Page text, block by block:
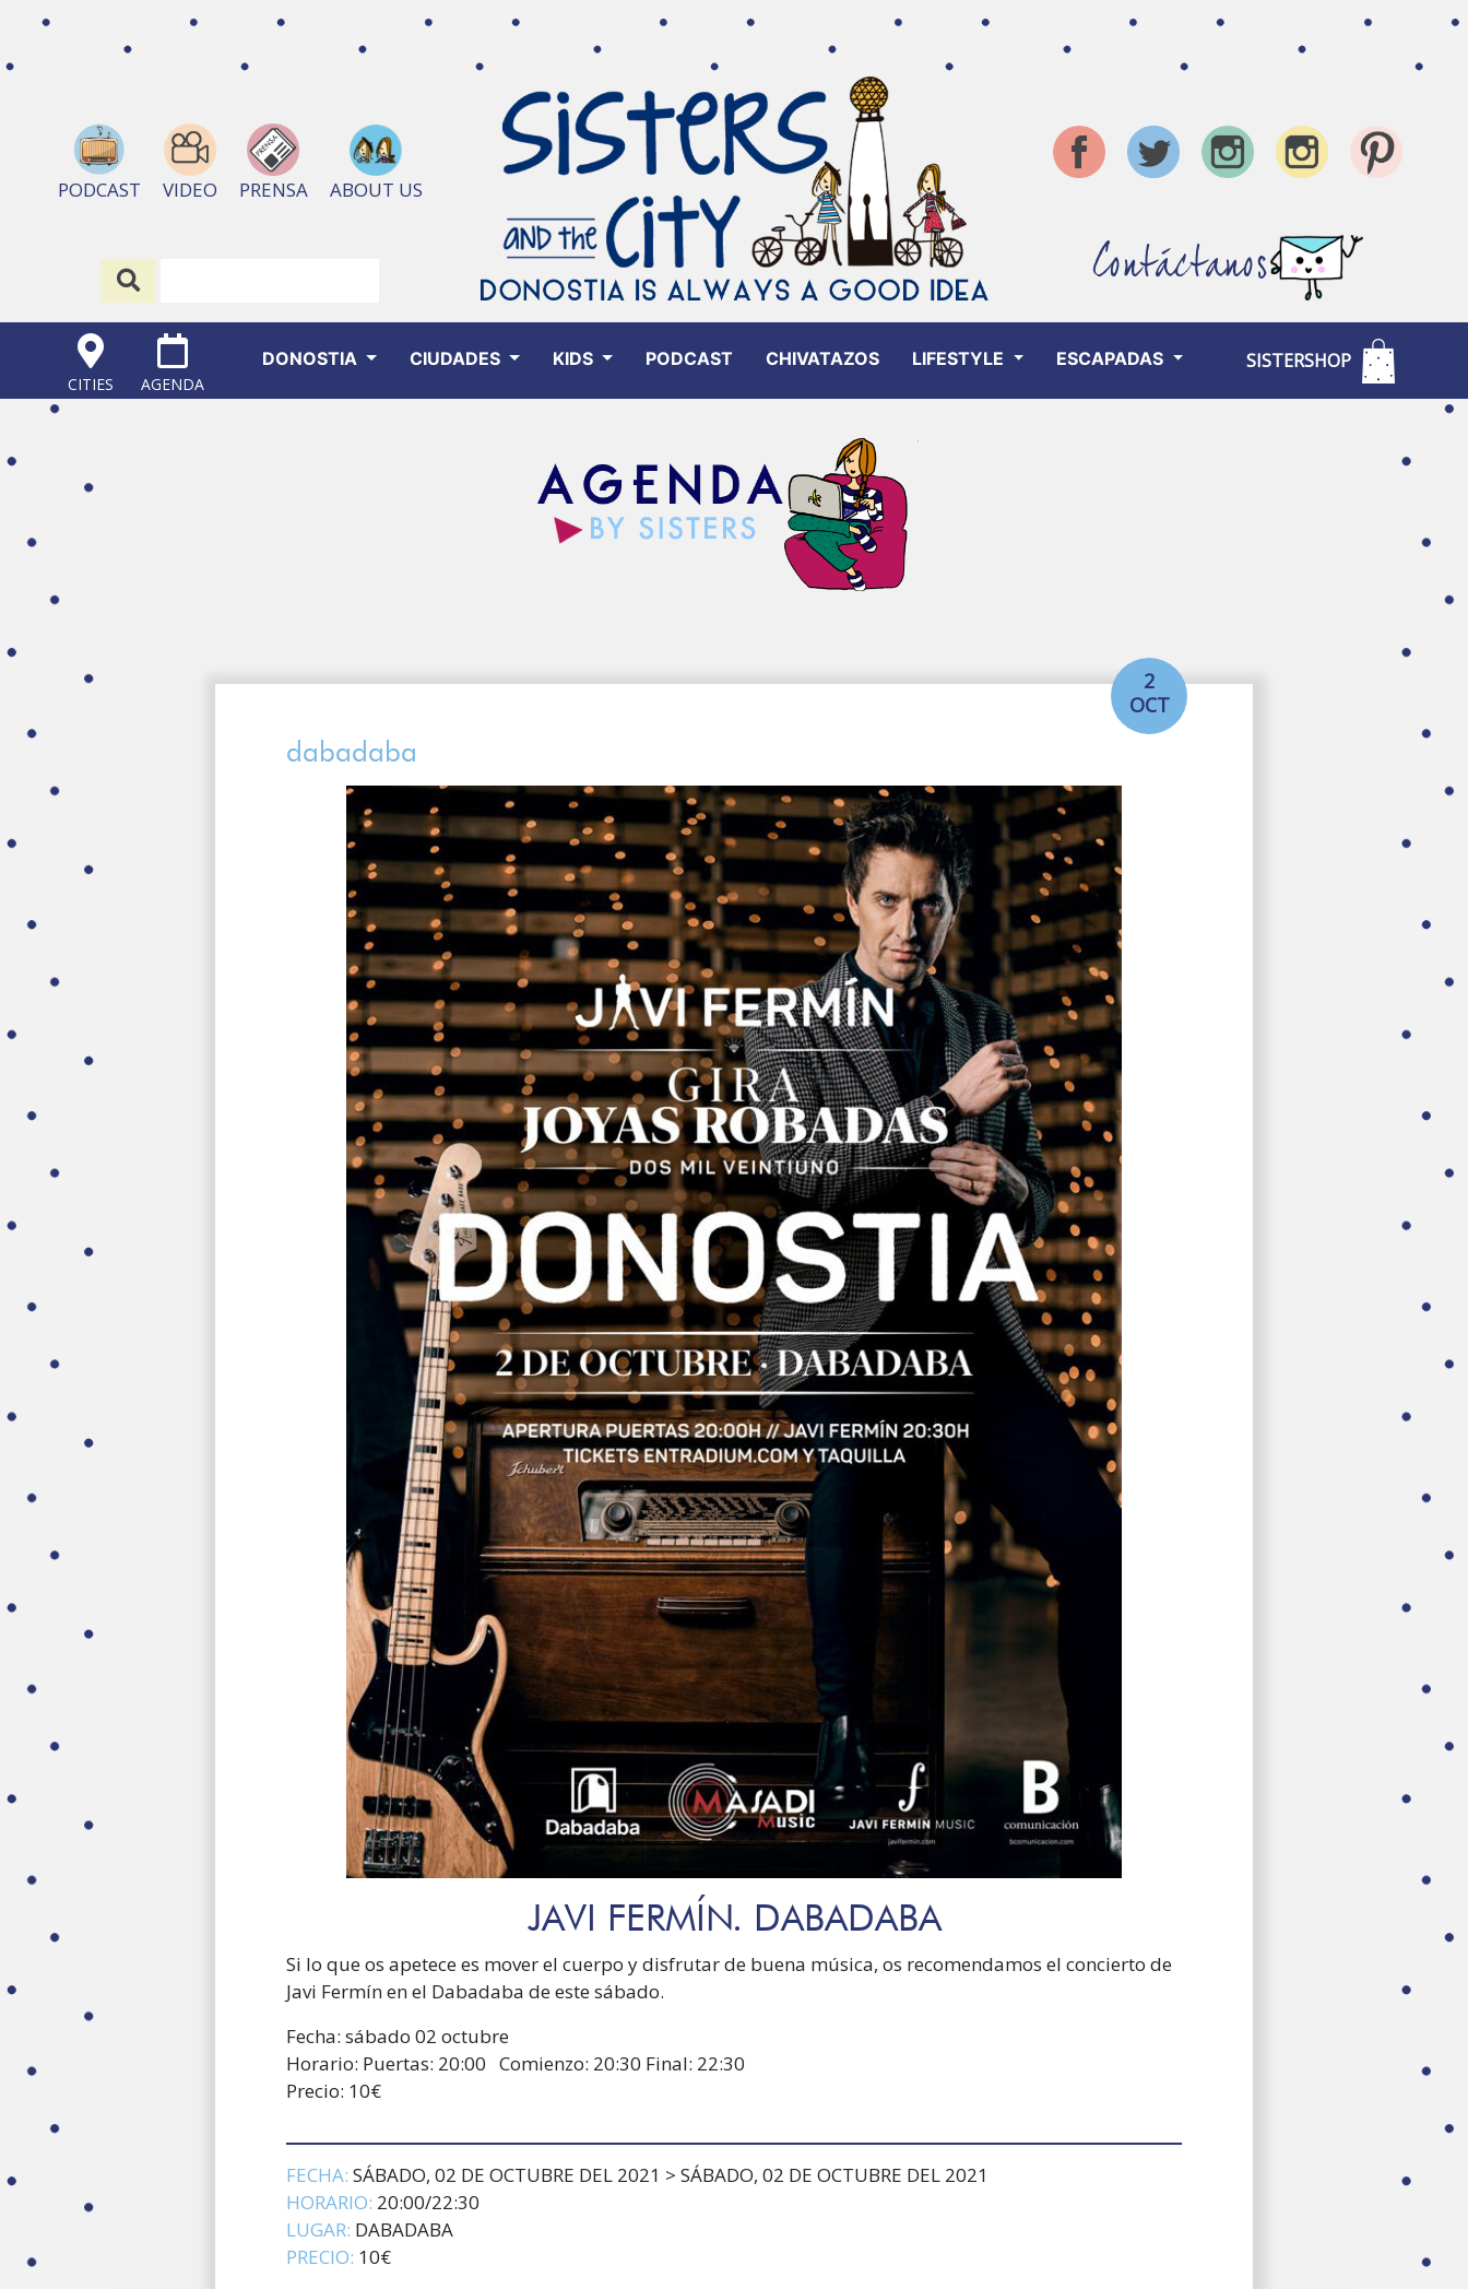
PODCAST VIDEO PRENSA ABOUT US
Contáctanos
CITIES AGENDA
DONOSTIA CIUDADES KIDS PODCAST CHIVATAZOS LIFESTYLE ESCAPADAS SISTERSHOP
2
OCT
dabadaba
JAVI FERMÍN. DABADABA
Si lo que os apetece es mover el cuerpo y disfrutar de buena música, os recomendamos el concierto de
Javi Fermín en el Dabadaba de este sábado.
Fecha: sábado 02 octubre
Horario: Puertas: 20:00 Comienzo: 20:30 Final: 22:30
Precio: 10€
FECHA: SÁBADO, 02 DE OCTUBRE DEL 2021 > SÁBADO, 02 DE OCTUBRE DEL 2021
HORARIO: 20:00/22:30
LUGAR: DABADABA
PRECIO: 10€